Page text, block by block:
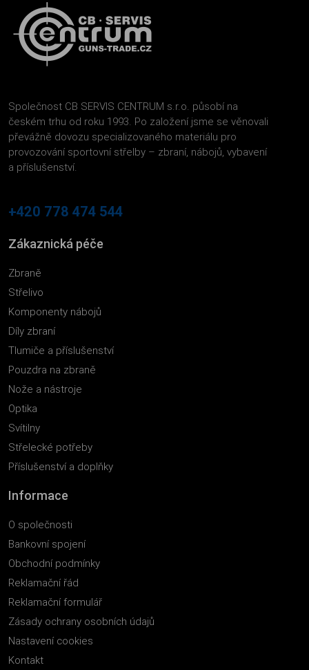
Společnost CB SERVIS CENTRUM s.r.o. působí na
českém trhu od roku 1993. Po založení jsme se věnovali
převážně dovozu specializovaného materiálu pro
provozování sportovní střelby – zbraní, nábojů, vybavení
a příslušenství.
+420 778 474 544
Zákaznická péče
Zbraně
Střelivo
Komponenty nábojů
Díly zbraní
Tlumiče a příslušenství
Pouzdra na zbraně
Nože a nástroje
Optika
Svítilny
Střelecké potřeby
Příslušenství a doplňky
Informace
O společnosti
Bankovní spojení
Obchodní podmínky
Reklamační řád
Reklamační formulář
Zásady ochrany osobních údajů
Nastavení cookies
Kontakt